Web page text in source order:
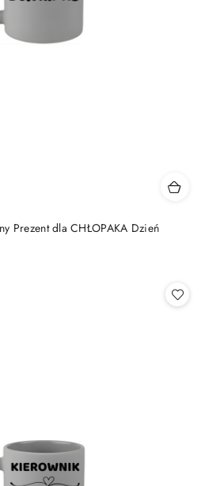
Prezent dla CHŁOPAKA Dzień